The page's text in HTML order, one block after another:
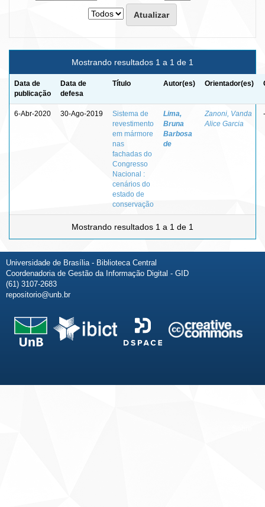
Mostrando resultados 1 a 1 de 1
Data de
publicação
Data de
defesa
Título Autor(es) Orientador(es)
6-Abr-2020 30-Ago-2019
Sistema de
revestimento
em mármore
nas
fachadas do
Congresso
Nacional :
cenários do
estado de
conservação
Lima,
Bruna
Barbosa
de
Zanoni, Vanda
Alice Garcia
-
Mostrando resultados 1 a 1 de 1
Universidade de Brasília - Biblioteca Central
Coordenadoria de Gestão da Informação Digital - GID
(61) 3107-2683
repositorio@unb.br